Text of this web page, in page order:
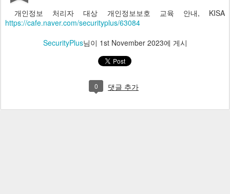
개인정보 처리자 대상 개인정보보호 교육 안내, KISA
https://cafe.naver.com/securityplus/63084
SecurityPlus님이 1st November 2023에 게시
0 댓글 추가